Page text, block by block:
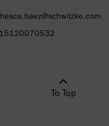
To Top